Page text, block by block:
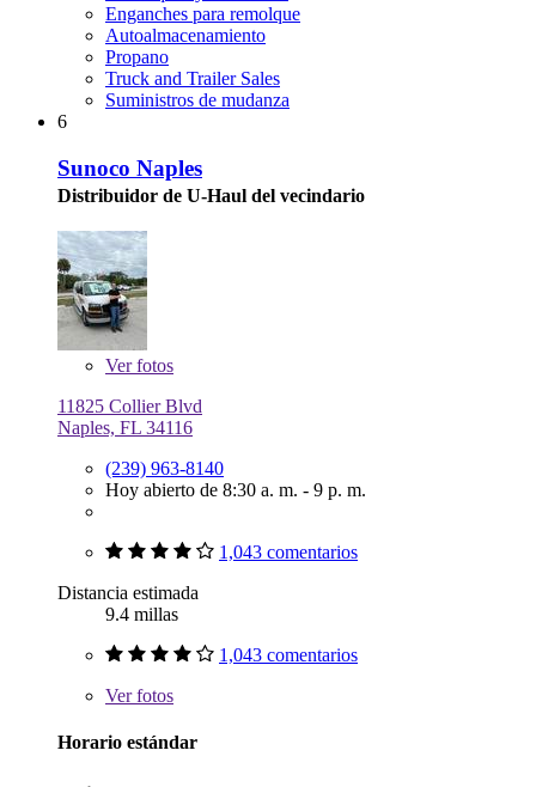
Enganches para remolque
Autoalmacenamiento
Propano
Truck and Trailer Sales
Suministros de mudanza
6
Sunoco Naples
Distribuidor de U-Haul del vecindario
Verfotos
11825 Collier Blvd
Naples, FL 34116
(239) 963-8140
Hoy abierto de 8:30 a. m. - 9 p. m.
1,043 comentarios
Distancia estimada
9.4 millas
1,043 comentarios
Verfotos
Horario estándar